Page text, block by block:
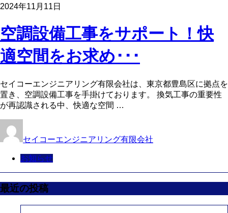
2024年11月11日
空調設備工事をサポート！快
適空間をお求め･･･
セイコーエンジニアリング有限会社は、東京都豊島区に拠点を
置き、空調設備工事を手掛けております。 換気工事の重要性
が再認識される中、快適な空間 …
セイコーエンジニアリング有限会社
お知らせ
最近の投稿